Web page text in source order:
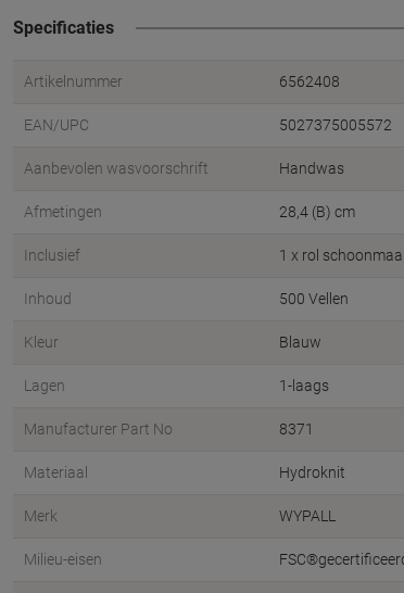
Specificaties
Artikelnummer 6562408
EAN/UPC 5027375005572
Aanbevolen wasvoorschrift Handwas
Afmetingen 28,4 (B) cm
Inclusief 1 x rol
Inhoud 500 Vellen
Kleur Blauw
Lagen 1-laags
Manufacturer Part No 8371
Materiaal Hydroknit
Merk WYPALL
Milieu-eisen